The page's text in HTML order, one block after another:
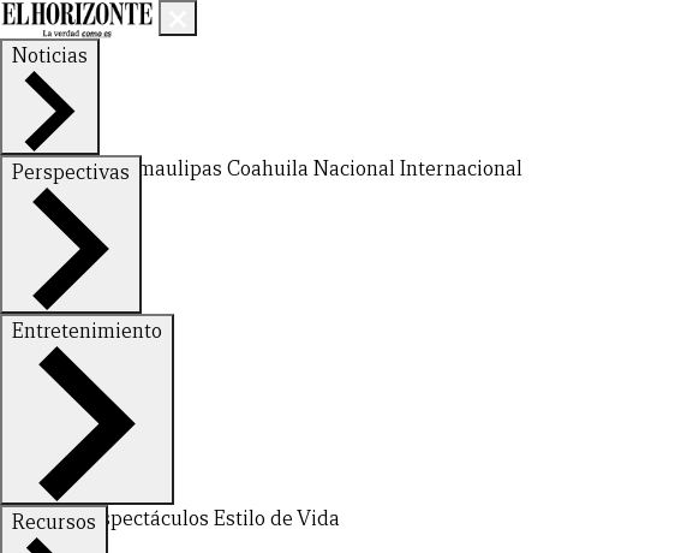
Noticias
Nuevo LeónTamaulipas Coahuila NacionalInternacional
Perspectivas
FinanzasOpinión
Entretenimiento
DeportesEspectáculos Estilo de Vida
Recursos